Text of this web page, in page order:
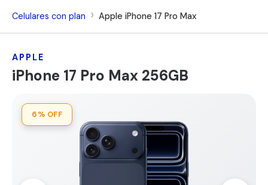
Celulares con plan Apple iPhone 17 Pro Max
APPLE
iPhone 17 Pro Max 256GB
6% OFF